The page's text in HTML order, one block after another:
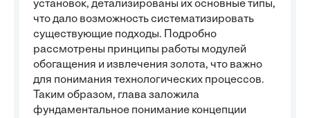
установок, детализированы их основные типы,
что дало возможность систематизировать
существующие подходы. Подробно
рассмотрены принципы работы модулей
обогащения и извлечения золота, что важно
для понимания технологических процессов.
Таким образом, глава заложила
фундаментальное понимание концепции